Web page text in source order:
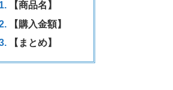
【商品名】
【購入金額】
【まとめ】